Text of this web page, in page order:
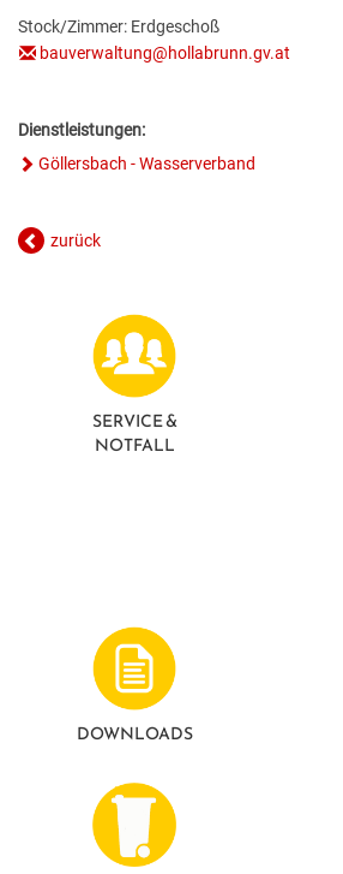
ANSPRECHPARTNER
GESUNDE GEMEINDE
Stock/Zimmer: Erdgeschoß
bauverwaltung@hollabrunn.gv.at
Dienstleistungen:
Göllersbach - Wasserverband
zurück
SERVICE &
NOTFALL
DOWNLOADS